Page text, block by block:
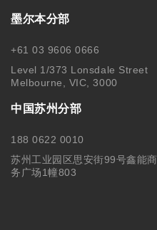
墨尔本分部
+61 03 9606 0666
Level 1/373 Lonsdale Street
Melbourne, VIC, 3000
中国苏州分部
188 0622 0010
苏州工业园区思安街99号鑫能商
务广场1幢803